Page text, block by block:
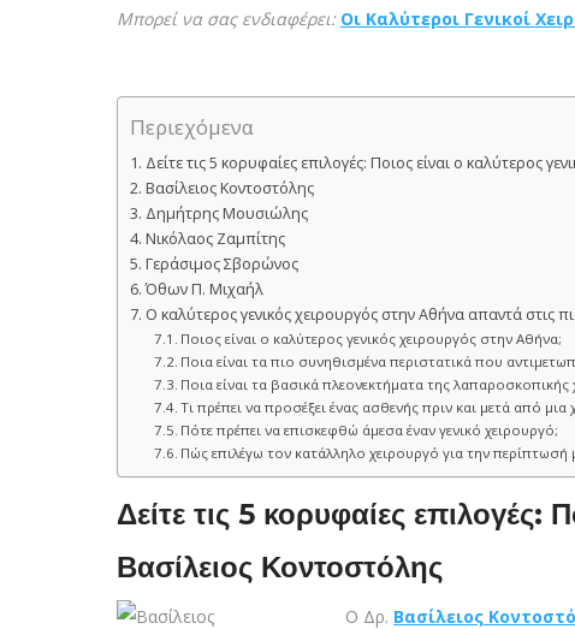
Mπορεί να σας ενδιαφέρει: Οι Καλύτεροι Γενικοί
Περιεχόμενα
Δείτε τις 5 κορυφαίες επιλογές: Ποιος είναι ο καλύτερος
Βασίλειος Κοντοστόλης
Δημήτρης Μουσιώλης
Νικόλαος Ζαμπίτης
Γεράσιμος Σβορώνος
Όθων Π. Μιχαήλ
Ο καλύτερος γενικός χειρουργός στην Αθήνα απαντά στις
Ποιος είναι ο καλύτερος γενικός χειρουργός στην Αθήνα;
Ποια είναι τα πιο συνηθισμένα περιστατικά που
Ποια είναι τα βασικά πλεονεκτήματα της λαπαροσκοπικής
Τι πρέπει να προσέξει ένας ασθενής πριν και μετά από μια
Πότε πρέπει να επισκεφθώ άμεσα έναν γενικό χειρουργό;
Πώς επιλέγω τον κατάλληλο χειρουργό για την περίπτωσή
Δείτε τις 5 κορυφαίες επιλογές:
Βασίλειος Κοντοστόλης
Ο Δρ. Βασίλειος